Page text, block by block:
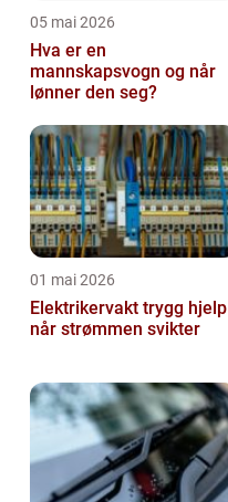
05 mai 2026
Hva er en
mannskapsvogn og når
lønner den seg?
01 mai 2026
Elektrikervakt trygg hjelp
når strømmen svikter